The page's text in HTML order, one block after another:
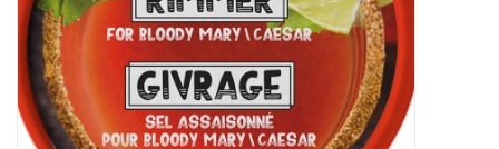
Accessoire Mode
Bijoux